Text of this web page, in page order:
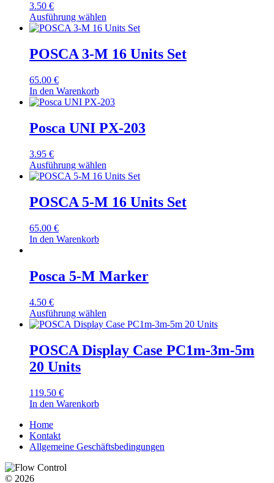
3.50 €
Ausführung wählen
POSCA 3-M 16 Units Set
65.00 €
In den Warenkorb
Posca UNI PX-203
3.95 €
Ausführung wählen
POSCA 5-M 16 Units Set
65.00 €
In den Warenkorb
Posca 5-M Marker
4.50 €
Ausführung wählen
POSCA Display Case PC1m-3m-5m
20 Units
119.50 €
In den Warenkorb
Home
Kontakt
Allgemeine Geschäftsbedingungen
© 2026